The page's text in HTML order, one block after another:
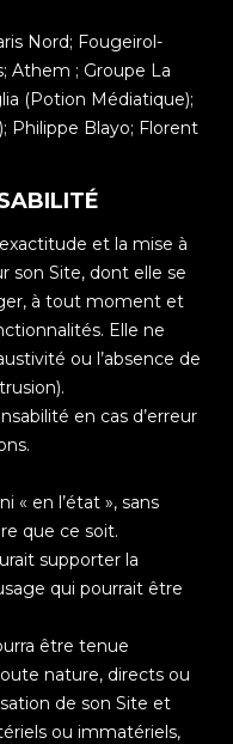
Nord; Fougeirol-
Athem ; Groupe La
(Potion Médiatique);
Philippe Blayo; Florent
et la mise à
son Site, dont elle se
à tout moment et
Elle ne
ou l’absence de
en cas d’erreur
« en l’état », sans
que ce soit.
supporter la
qui pourrait être
être tenue
nature, directs ou
de son Site et
ou immatériels,